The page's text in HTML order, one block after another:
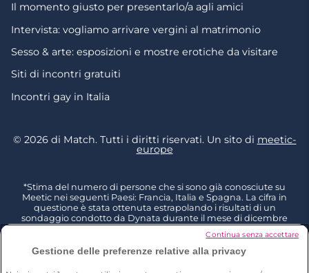
Il momento giusto per presentarlo/a agli amici
Intervista: vogliamo arrivare vergini al matrimonio
Sesso & arte: esposizioni e mostre erotiche da visitare
Siti di incontri gratuiti
Incontri gay in Italia
© 2026 di Match. Tutti i diritti riservati. Un sito di meetic-
europe
*Stima del numero di persone che si sono già conosciute su
Meetic nei seguenti Paesi: Francia, Italia e Spagna. La cifra in
questione è stata ottenuta estrapolando i risultati di un
sondaggio condotto da Dynata durante il mese di dicembre
2023, intervistando 6011 persone residenti in Francia, Italia e
Spagna con più di 18 anni di età e poi rapportandoli al totale
della popolazione dello stesso gruppo di età (Fonte: Eurostat
2023). I risultati di questo studio indicano che il 15% delle persone
intervistate in Francia, il 12% in Italia e il 10% in Spagna ha
Gestione delle preferenze relative alla privacy
Continua senza accettare